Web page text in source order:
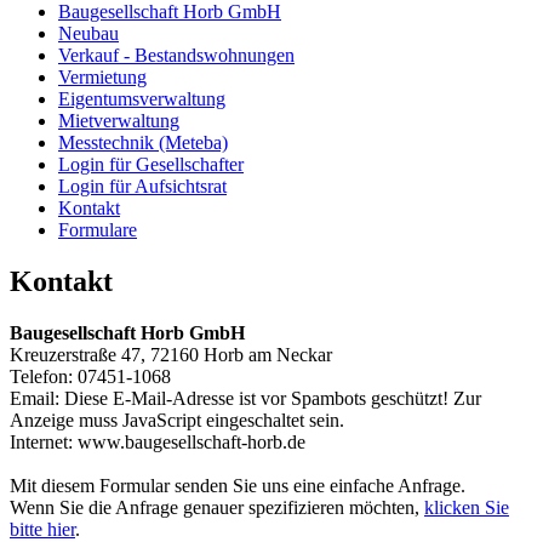
Baugesellschaft Horb GmbH
Neubau
Verkauf - Bestandswohnungen
Vermietung
Eigentumsverwaltung
Mietverwaltung
Messtechnik (Meteba)
Login für Gesellschafter
Login für Aufsichtsrat
Kontakt
Formulare
Kontakt
Baugesellschaft Horb GmbH
Kreuzerstraße 47, 72160 Horb am Neckar
Telefon: 07451-1068
Email: Diese E-Mail-Adresse ist vor Spambots geschützt! Zur
Anzeige muss JavaScript eingeschaltet sein.
Internet: www.baugesellschaft-horb.de
Mit diesem Formular senden Sie uns eine einfache Anfrage.
Wenn Sie die Anfrage genauer spezifizieren möchten, klicken Sie
bitte hier.